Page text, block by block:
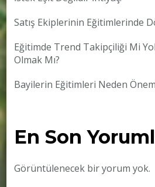
Satış Ekiplerinin Eğitimlerinde
Eğitimde Trend Takipçiliği Mi
Olmak Mı?
Bayilerin Eğitimleri Neden
En Son
Görüntülenecek bir yorum yok.